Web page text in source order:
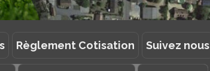
Règlement Cotisation Suivez nous